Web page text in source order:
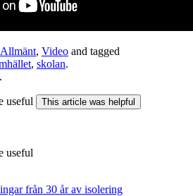
Allmänt, Video and tagged
, skolan.
.
useful This article was helpful
useful
från 30 år av isolering